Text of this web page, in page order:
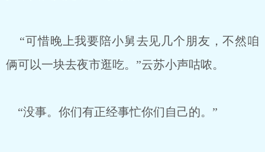
“可惜晚上我要陪小舅去见几个朋友，不然咱
俩可以一块去夜市逛吃。”云苏小声咕哝。
“没事。你们有正经事忙你们自己的。”